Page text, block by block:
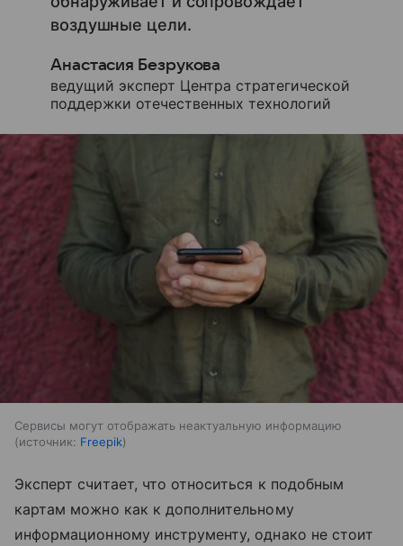
воздушные цели.
Анастасия Безрукова
ведущий эксперт Центра стратегической
поддержки отечественных технологий
Сервисы могут отображать неактуальную информацию
источник: Freepik
Эксперт считает, что относиться к подобным
картам можно как к дополнительному
информационному инструменту, однако не стоит